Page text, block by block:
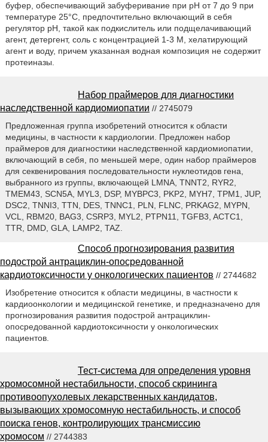
буфер, обеспечивающий забуферивание при рН от 7 до 9 при
температуре 25°С, предпочтительно включающий в себя
регулятор рН, такой как подкислитель или подщелачивающий
агент, детергент, соль с концентрацией 1-3 М, хелатирующий
агент и воду, причем указанная водная композиция не содержит
протеиназы.
Набор праймеров для диагностики
наследственной кардиомиопатии // 2745079
Предложенная группа изобретений относится к области
медицины, в частности к кардиологии. Предложен набор
праймеров для диагностики наследственной кардиомиопатии,
включающий в себя, по меньшей мере, один набор праймеров
для секвенирования последовательности нуклеотидов гена,
выбранного из группы, включающей LMNA, TNNT2, RYR2,
TMEM43, SCN5A, MYL3, DSP, MYBPC3, PKP2, MYH7, TPM1, JUP,
DSC2, TNNI3, TTN, DES, TNNC1, PLN, FLNC, PRKAG2, MYPN,
VCL, RBM20, BAG3, CSRP3, MYL2, PTPN11, TGFB3, ACTC1,
TTR, DMD, GLA, LAMP2, TAZ.
Способ прогнозирования развития
подострой антрациклин-опосредованной
кардиотоксичности у онкологических пациентов // 2744682
Изобретение относится к области медицины, в частности к
кардиоонкологии и медицинской генетике, и предназначено для
прогнозирования развития подострой антрациклин-
опосредованной кардиотоксичности у онкологических
пациентов.
Тест-система для определения уровня
хромосомной нестабильности, способ скрининга
противоопухолевых лекарственных кандидатов,
вызывающих хромосомную нестабильность, и способ
поиска генов, контролирующих трансмиссию
хромосом // 2744383